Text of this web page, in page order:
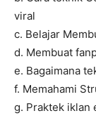
viral
c. Belajar
d. Membuat
e. Bagaimana
f. Memahami
g. Praktek iklan